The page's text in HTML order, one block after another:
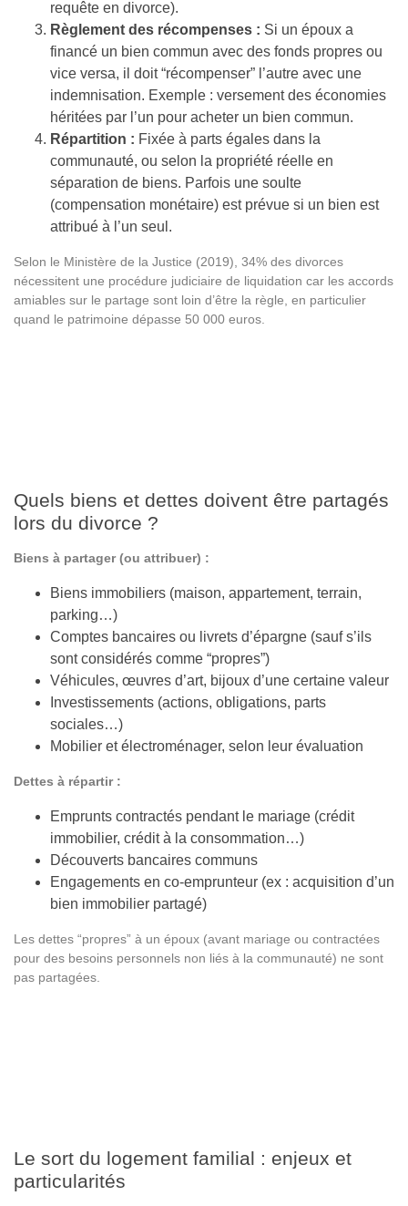
requête en divorce).
Règlement des récompenses : Si un époux a
financé un bien commun avec des fonds propres ou
vice versa, il doit “récompenser” l’autre avec une
indemnisation. Exemple : versement des économies
héritées par l’un pour acheter un bien commun.
Répartition : Fixée à parts égales dans la
communauté, ou selon la propriété réelle en
séparation de biens. Parfois une soulte
(compensation monétaire) est prévue si un bien est
attribué à l’un seul.
Selon le Ministère de la Justice (2019), 34% des divorces
nécessitent une procédure judiciaire de liquidation car les accords
amiables sur le partage sont loin d’être la règle, en particulier
quand le patrimoine dépasse 50 000 euros.
Quels biens et dettes doivent être partagés
lors du divorce ?
Biens à partager (ou attribuer) :
Biens immobiliers (maison, appartement, terrain,
parking…)
Comptes bancaires ou livrets d’épargne (sauf s’ils
sont considérés comme “propres”)
Véhicules, œuvres d’art, bijoux d’une certaine valeur
Investissements (actions, obligations, parts
sociales…)
Mobilier et électroménager, selon leur évaluation
Dettes à répartir :
Emprunts contractés pendant le mariage (crédit
immobilier, crédit à la consommation…)
Découverts bancaires communs
Engagements en co-emprunteur (ex : acquisition d’un
bien immobilier partagé)
Les dettes “propres” à un époux (avant mariage ou contractées
pour des besoins personnels non liés à la communauté) ne sont
pas partagées.
Le sort du logement familial : enjeux et
particularités